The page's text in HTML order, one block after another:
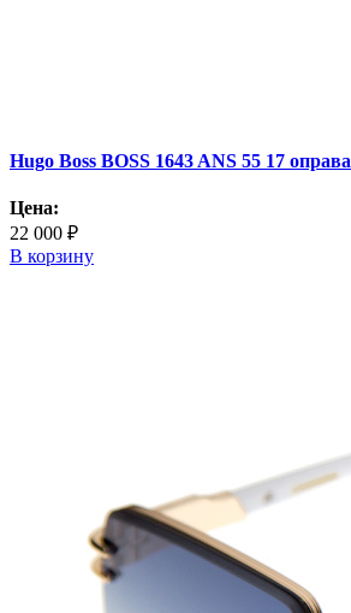
Hugo Boss BOSS 1643 ANS 55 17 оправа
Цена:
22 000 ₽
В корзину